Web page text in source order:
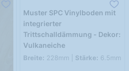
Muster SPC Vinylboden mit
integrierter
Trittschalldämmung - Dekor:
Vulkaneiche
Breite: 228mm | Stärke: 6.5mm